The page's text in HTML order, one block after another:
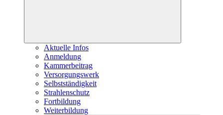
Aktuelle Infos
Anmeldung
Kammerbeitrag
Versorgungswerk
Selbstständigkeit
Strahlenschutz
Fortbildung
Weiterbildung